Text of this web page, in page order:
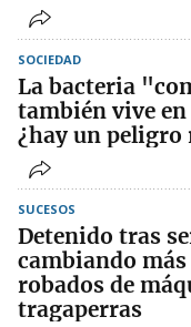
SOCIEDAD
La bacteria
también vive
¿hay un peligro
SUCESOS
Detenido tras
cambiando
robados de
tragaperras